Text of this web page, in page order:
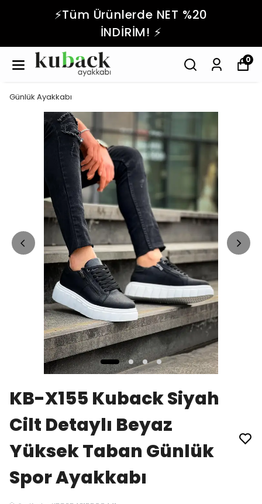
⚡️Tüm Ürünlerde NET %20
İNDİRİM! ⚡️
0
Günlük Ayakkabı
KB-X155 Kuback Siyah
Cilt Detaylı Beyaz
Yüksek Taban Günlük
Spor Ayakkabı